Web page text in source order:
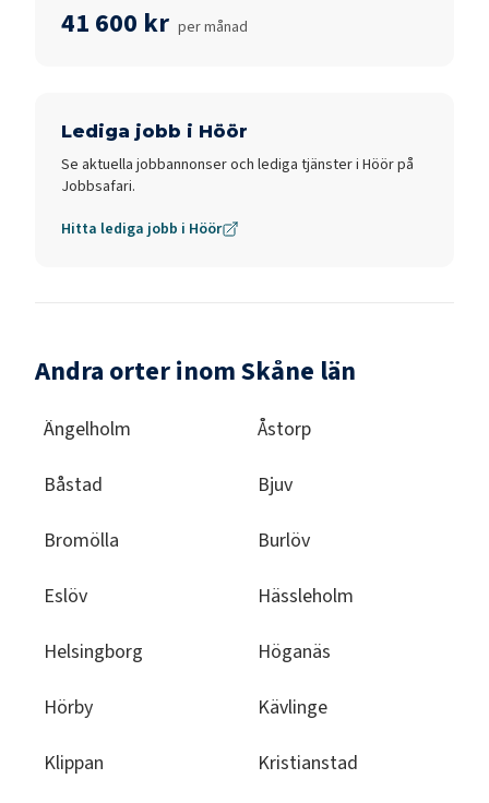
41 600 kr per månad
Lediga jobb i Höör
Se aktuella jobbannonser och lediga tjänster i Höörpå
Jobbsafari.
Hitta lediga jobb i Höör
Andra orter inom Skåne län
Ängelholm Åstorp
Båstad Bjuv
Bromölla Burlöv
Eslöv Hässleholm
Helsingborg Höganäs
Hörby Kävlinge
Klippan Kristianstad